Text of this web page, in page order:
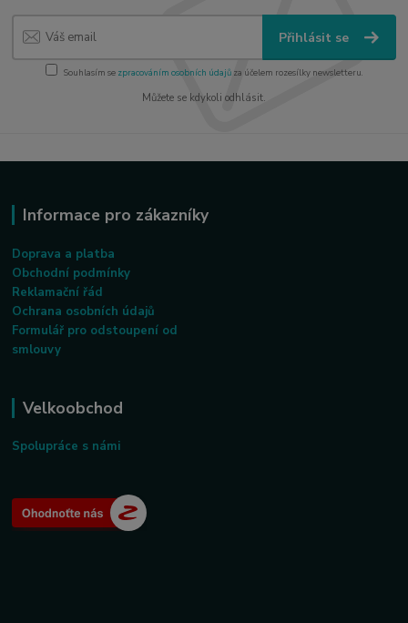
Přihlásit se
Souhlasím se zpracováním osobních údajůza účelem rozesílky newsletteru.
Můžete se kdykoli odhlásit.
Informace pro zákazníky
Doprava a platba
Obchodní podmínky
Reklamační řád
Ochrana osobních údajů
Formulář pro odstoupení od
smlouvy
Velkoobchod
Spolupráce s námi